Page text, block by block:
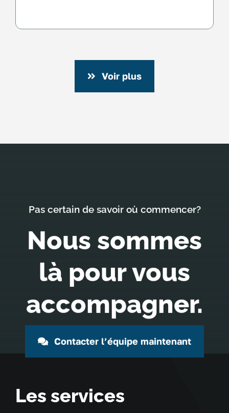
Voir plus
Pas certain de savoir où commencer?
Nous sommes
là pour vous
accompagner.
Contacter l’équipe maintenant
Les services